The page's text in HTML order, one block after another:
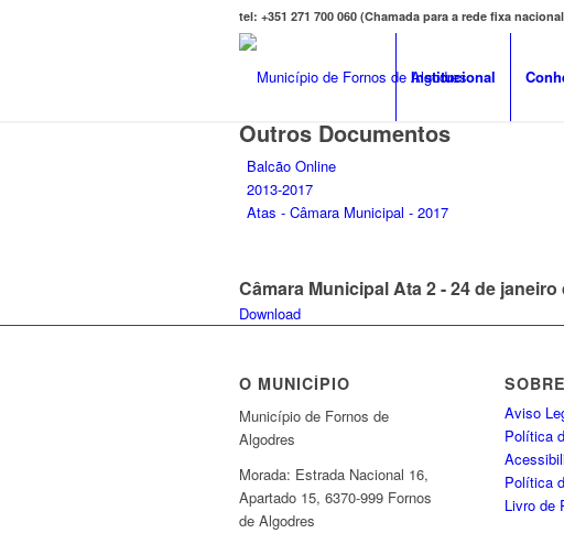
tel: +351 271 700 060 (Chamada para a rede fixa
Institucional
Outros Documentos
Balcão Online
2013-2017
Atas - Câmara Municipal - 2017
Câmara Municipal Ata 2 - 24 de janeiro
Download
O MUNICÍPIO
Município de Fornos de
Algodres
Morada: Estrada Nacional 16,
Apartado 15, 6370-999 Fornos
de Algodres
Aviso
Política
Política
Livro de